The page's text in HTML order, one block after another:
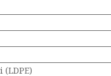
(LDPE)